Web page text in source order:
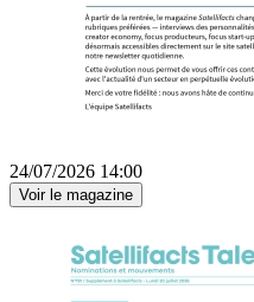
24/07/2026 14:00
Voir le magazine